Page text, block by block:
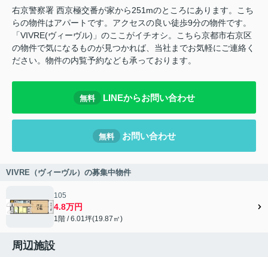
右京警察署 西京極交番が家から251mのところにあります。こち
らの物件はアパートです。アクセスの良い徒歩9分の物件です。
「VIVRE(ヴィーヴル)」のここがイチオシ。こちら京都市右京区
の物件で気になるものが見つかれば、当社までお気軽にご連絡く
ださい。物件の内覧予約なども承っております。
無料 LINEからお問い合わせ
無料 お問い合わせ
VIVRE（ヴィーヴル）の募集中物件
105
4.8万円
1階 / 6.01坪(19.87㎡)
周辺施設